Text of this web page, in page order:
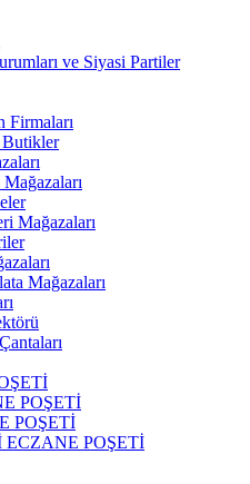
ve Siyasi Partiler
Firmaları
Butikler
Mağazaları
Mağazaları
POŞETİ
POŞETİ
POŞETİ